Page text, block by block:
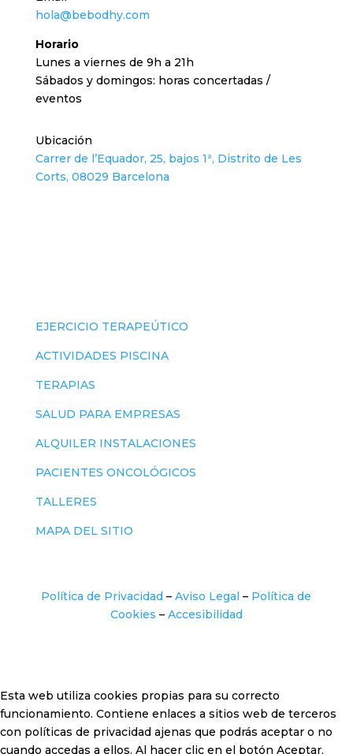
hola@bebodhy.com
Horario
Lunes a viernes de 9h a 21h
Sábados y domingos: horas concertadas /
eventos
Ubicación
Carrer de l’Equador, 25, bajos 1ª, Distrito de Les
Corts, 08029 Barcelona
EJERCICIO TERAPEÚTICO
ACTIVIDADES PISCINA
TERAPIAS
SALUD PARA EMPRESAS
ALQUILER INSTALACIONES
PACIENTES ONCOLÓGICOS
TALLERES
MAPA DEL SITIO
Política de Privacidad –Aviso Legal – Política de
Cookies – Accesibilidad
Esta web utiliza cookies propias para su correcto
funcionamiento. Contiene enlaces a sitios web de terceros
con políticas de privacidad ajenas que podrás aceptar o no
cuando accedas a ellos. Al hacer clic en el botón Aceptar,